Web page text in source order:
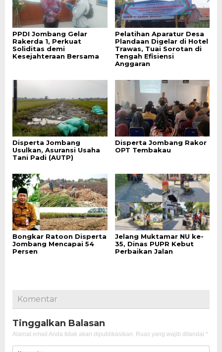
PPDI Jombang Gelar
Rakerda 1, Perkuat
Soliditas demi
Kesejahteraan Bersama
Pelatihan Aparatur Desa
Plandaan Digelar di Hotel
Trawas, Tuai Sorotan di
Tengah Efisiensi
Anggaran
Disperta Jombang
Usulkan, Asuransi Usaha
Tani Padi (AUTP)
Disperta Jombang Rakor
OPT Tembakau
Bongkar Ratoon Disperta
Jombang Mencapai 54
Persen
Jelang Muktamar NU ke-
35, Dinas PUPR Kebut
Perbaikan Jalan
Komentar
Tinggalkan Balasan
Alamat email Anda tidak akan dipublikasikan. Ruas yang wajib ditandai *